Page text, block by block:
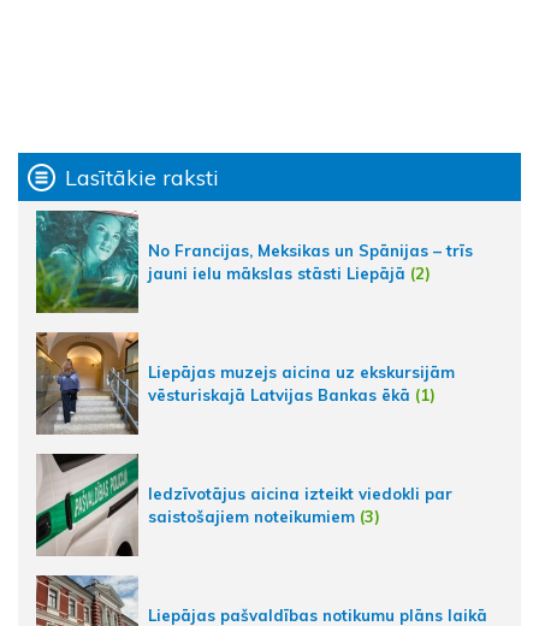
Lasītākie raksti
No Francijas, Meksikas un Spānijas – trīs
jauni ielu mākslas stāsti Liepājā (2)
Liepājas muzejs aicina uz ekskursijām
vēsturiskajā Latvijas Bankas ēkā (1)
Iedzīvotājus aicina izteikt viedokli par
saistošajiem noteikumiem (3)
Liepājas pašvaldības notikumu plāns laikā